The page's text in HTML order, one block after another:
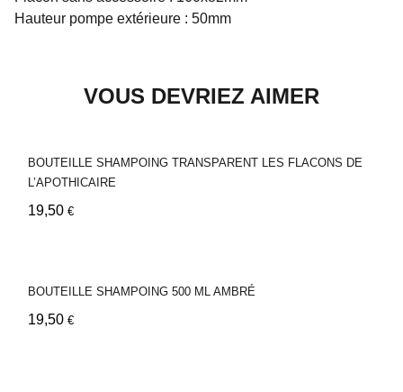
Hauteur pompe extérieure : 50mm
VOUS DEVRIEZ AIMER
BOUTEILLE SHAMPOING TRANSPARENT LES FLACONS DE
L’APOTHICAIRE
19,50 €
BOUTEILLE SHAMPOING 500 ML AMBRÉ
19,50 €